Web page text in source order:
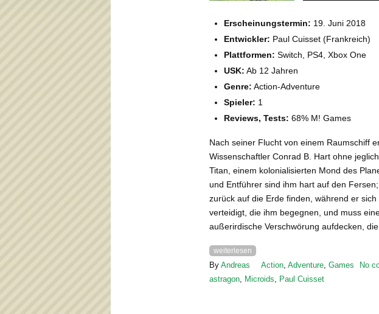
Erscheinungstermin: 19. Juni 2018
Entwickler: Paul Cuisset (Frankreich)
Plattformen: Switch, PS4, Xbox One
USK: Ab 12 Jahren
Genre: Action-Adventure
Spieler: 1
Reviews, Tests: 68% M! Games
Nach seiner Flucht von einem Raumschiff
Wissenschaftler Conrad B. Hart ohne
Titan, einem kolonialisierten Mond des
und Entführer sind ihm hart auf den
zurück auf die Erde finden, während er
verteidigt, die ihm begegnen, und muss
außerirdische Verschwörung aufdecken,
weiterlesen
By Andreas Action Adventure Games No
astragon
Microids Paul Cuisset